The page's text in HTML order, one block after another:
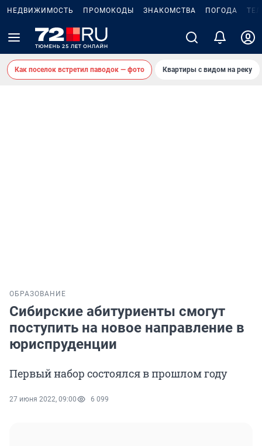
НЕДВИЖИМОСТЬ ПРОМОКОДЫ ЗНАКОМСТВА ПОГОДА
Как поселок встретил паводок — фото Квартиры с видом на реку
ОБРАЗОВАНИЕ
Сибирские абитуриенты смогут
поступить на новое направление в
юриспруденции
Первый набор состоялся в прошлом году
27 июня 2022, 09:00 6 099